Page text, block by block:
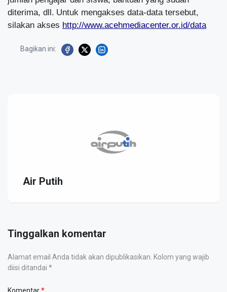
diterima, dll. Untuk mengakses data-data tersebut,
silakan akses http://www.acehmediacenter.or.id/data
Bagikan ini:
Air Putih
Tinggalkan komentar
Alamat email Anda tidak akan dipublikasikan. Kolom yang wajib
diisi ditandai *